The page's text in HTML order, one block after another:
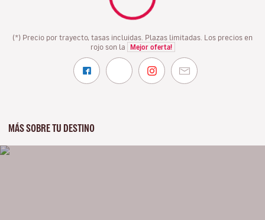
(*) Precio por trayecto, tasas incluidas. Plazas limitadas. Los precios en
rojo son la
Mejor oferta!
MÁS SOBRE TU DESTINO